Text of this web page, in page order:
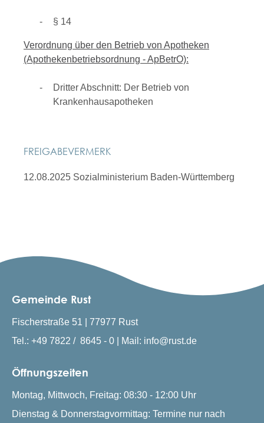
§ 14
Verordnung über den Betrieb von Apotheken
(Apothekenbetriebsordnung - ApBetrO):
Dritter Abschnitt: Der Betrieb von
Krankenhausapotheken
FREIGABEVERMERK
12.08.2025 Sozialministerium Baden-Württemberg
Gemeinde Rust
Fischerstraße 51 | 77977 Rust
Tel.: +49 7822 / 8645 - 0 | Mail: info@rust.de
Öffnungszeiten
Montag, Mittwoch, Freitag: 08:30 - 12:00 Uhr
Dienstag & Donnerstagvormittag: Termine nur nach